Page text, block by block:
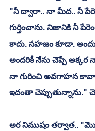
"నీ ద్వారా.. నా మీద.. నీ
గుర్తించాను. నిజానికి నీ
కాదు. సహజం కూడా.
అందరికీ నేను చెప్పే అక్కర
నా గురించి అవగాహన
ఇదంతా చెప్పుతున్నాను."
అర నిముషం తర్వాత..